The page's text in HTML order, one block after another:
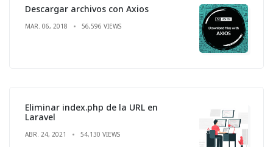
Descargar archivos con Axios
MAR. 06, 2018 56,596 VIEWS
Eliminar index.php de la URL en
Laravel
ABR. 24, 2021 54,130 VIEWS